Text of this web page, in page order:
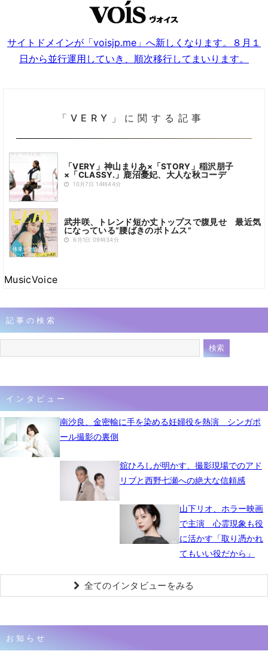
サイトドメインが「voisjp.me」へ新しくなります。８月１
日から並行運用していき、順次移行してまいります。
「VERY」に関する記事
「VERY」神山まりあ×「STORY」稲沢朋子
×「CLASSY.」鹿沼憂妃、大人な秋コーデ
10月7日 14時44分
武井咲、トレンド短か丈トップスで腹見せ 最近気
になっている“腰ばきのボトムス”
6月1日 09時34分
MusicVoice
記事の検索
インタビュー
南沙良、金密輸に手を染める妊婦役を熱演 シンガポ
ール撮影の裏側
舘ひろしが明かす、撮影現場でのアド
リブと西野七瀬への絶大な信頼感
山下リオ、ホラー映画
で主演 心霊現象も役
に活かす「取り憑かれ
てもいい役だから」
全てのインタビューをみる
お知らせ